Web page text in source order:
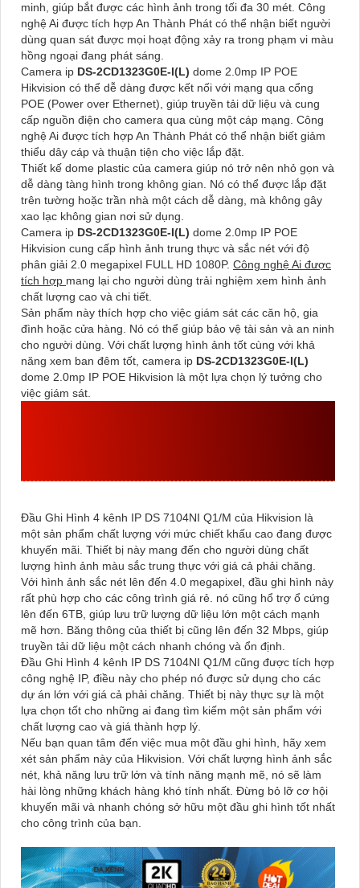
minh, giúp bắt được các hình ảnh trong tối đa 30 mét. Công
nghệ Ai được tích hợp An Thành Phát có thể nhận biết người
dùng quan sát được mọi hoạt động xảy ra trong phạm vi màu
hồng ngoại đang phát sáng.
Camera ip DS-2CD1323G0E-I(L) dome 2.0mp IP POE
Hikvision có thể dễ dàng được kết nối với mạng qua cổng
POE (Power over Ethernet), giúp truyền tải dữ liệu và cung
cấp nguồn điện cho camera qua cùng một cáp mạng. Công
nghệ Ai được tích hợp An Thành Phát có thể nhận biết giảm
thiểu dây cáp và thuận tiện cho việc lắp đặt.
Thiết kế dome plastic của camera giúp nó trở nên nhỏ gọn và
dễ dàng tàng hình trong không gian. Nó có thể được lắp đặt
trên tường hoặc trần nhà một cách dễ dàng, mà không gây
xao lạc không gian nơi sử dụng.
Camera ip DS-2CD1323G0E-I(L) dome 2.0mp IP POE
Hikvision cung cấp hình ảnh trung thực và sắc nét với độ
phân giải 2.0 megapixel FULL HD 1080P. Công nghệ Ai được
tích hợp mang lại cho người dùng trải nghiệm xem hình ảnh
chất lượng cao và chi tiết.
Sản phẩm này thích hợp cho việc giám sát các căn hộ, gia
đình hoặc cửa hàng. Nó có thể giúp bảo vệ tài sản và an ninh
cho người dùng. Với chất lượng hình ảnh tốt cùng với khả
năng xem ban đêm tốt, camera ip DS-2CD1323G0E-I(L)
dome 2.0mp IP POE Hikvision là một lựa chọn lý tưởng cho
việc giám sát.
Đầu Ghi Hình 4 kênh IP DS 7104NI Q1/M của Hikvision là
một sản phẩm chất lượng với mức chiết khấu cao đang được
khuyến mãi. Thiết bị này mang đến cho người dùng chất
lượng hình ảnh màu sắc trung thực với giá cả phải chăng.
Với hình ảnh sắc nét lên đến 4.0 megapixel, đầu ghi hình này
rất phù hợp cho các công trình giá rẻ. nó cũng hổ trợ ổ cứng
lên đến 6TB, giúp lưu trữ lượng dữ liệu lớn một cách mạnh
mẽ hơn. Băng thông của thiết bị cũng lên đến 32 Mbps, giúp
truyền tải dữ liệu một cách nhanh chóng và ổn định.
Đầu Ghi Hình 4 kênh IP DS 7104NI Q1/M cũng được tích hợp
công nghệ IP, điều này cho phép nó được sử dụng cho các
dự án lớn với giá cả phải chăng. Thiết bị này thực sự là một
lựa chọn tốt cho những ai đang tìm kiếm một sản phẩm với
chất lượng cao và giá thành hợp lý.
Nếu bạn quan tâm đến việc mua một đầu ghi hình, hãy xem
xét sản phẩm này của Hikvision. Với chất lượng hình ảnh sắc
nét, khả năng lưu trữ lớn và tính năng mạnh mẽ, nó sẽ làm
hài lòng những khách hàng khó tính nhất. Đừng bỏ lỡ cơ hội
khuyến mãi và nhanh chóng sở hữu một đầu ghi hình tốt nhất
cho công trình của bạn.